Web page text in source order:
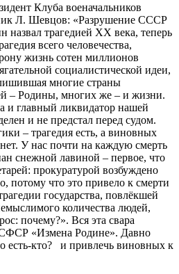
Клуба военачальников
Л. Шевцов: «Разрушение СССР
назвал трагедией ХХ века, теперь
всего человечества,
жизнь сотен миллионов
социалистической идеи,
многие страны
– Родины, многих же – и жизни.
и главный ликвидатор нашей
и не предстал перед судом.
– трагедия есть, а виновных
У нас почти на каждую смерть
снежной лавиной – первое, что
прокуратурой возбуждено
потому что это привело к смерти
государства, повлёкшей
количества людей,
почему?». Вся эта свара
«Измена Родине». Давно
есть-кто? и привлечь виновных к